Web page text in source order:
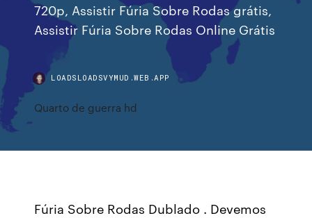
720p, Assistir Fúria Sobre Rodas grátis,
Assistir Fúria Sobre Rodas Online Grátis
LOADSLOADSVYMUD.WEB.APP
Quarto de guerra hd
Fúria Sobre Rodas Dublado . Devemos